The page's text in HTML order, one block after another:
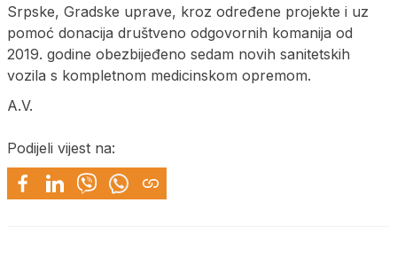
Srpske, Gradske uprave, kroz određene projekte i uz
pomoć donacija društveno odgovornih komanija od
2019. godine obezbijeđeno sedam novih sanitetskih
vozila s kompletnom medicinskom opremom.
A.V.
Podijeli vijest na: